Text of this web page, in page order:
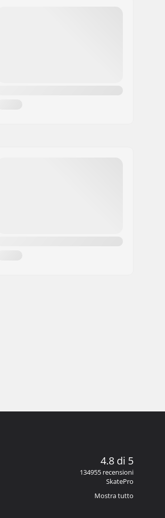
4.8 di 5
134955 recensioni
SkatePro
Mostra tutto